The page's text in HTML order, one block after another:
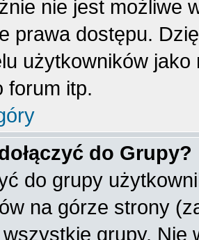
nie jest możliwe
prawa dostępu.
użytkowników
forum itp.
do Grupy?
do grupy
na górze strony
grupy.